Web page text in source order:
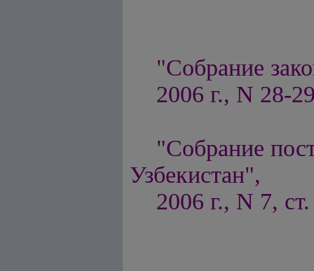
"Собрание
2006 г., N 28-
"Собрание
Узбекистан",
2006 г., N 7,